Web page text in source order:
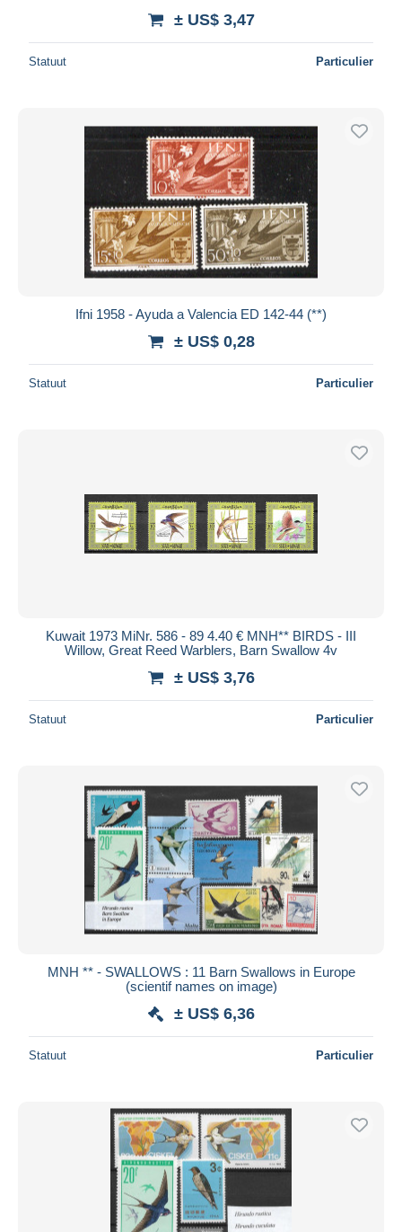
± US$ 3,47
Statuut Particulier
Ifni 1958 - Ayuda a Valencia ED 142-44 (**)
± US$ 0,28
Statuut Particulier
Kuwait 1973 MiNr. 586 - 89 4.40 € MNH** BIRDS - III
Willow, Great Reed Warblers, Barn Swallow 4v
± US$ 3,76
Statuut Particulier
MNH ** - SWALLOWS : 11 Barn Swallows in Europe
(scientif names on image)
± US$ 6,36
Statuut Particulier